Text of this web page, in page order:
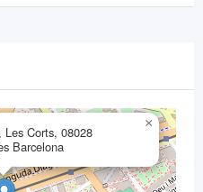
Les Corts, 08028
Barcelona
×